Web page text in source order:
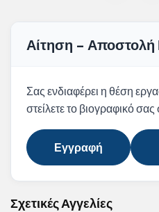
Αίτηση - Αποστολή
Σας ενδιαφέρει η θέση
στείλετε το βιογραφικό σας
Εγγραφή
Σχετικές Αγγελίες